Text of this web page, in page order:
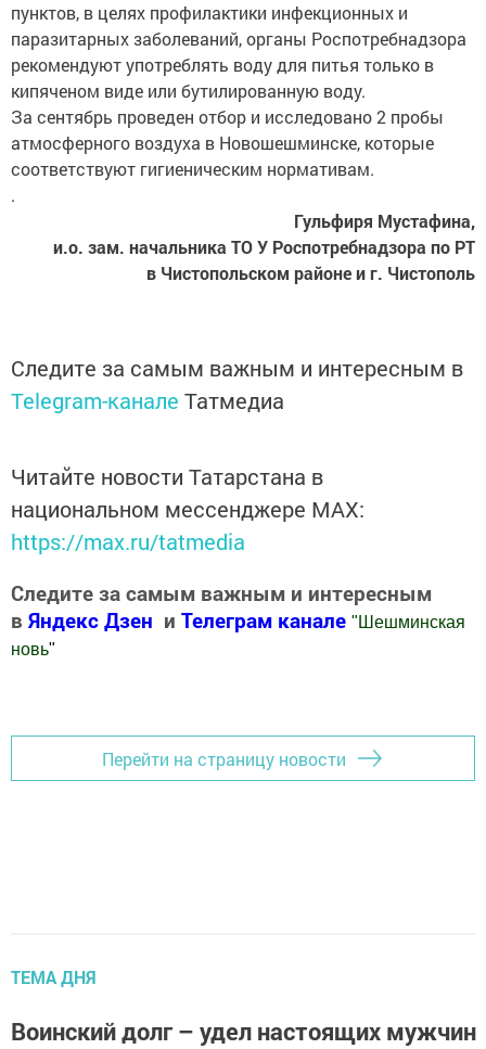
пунктов, в целях профилактики инфекционных и
паразитарных заболеваний, органы Роспотребнадзора
рекомендуют употреблять воду для питья только в
кипяченом виде или бутилированную воду.
За сентябрь проведен отбор и исследовано 2 пробы
атмосферного воздуха в Новошешминске, которые
соответствуют гигиеническим нормативам.
.
Гульфиря Мустафина,
и.о. зам. начальника ТО У Роспотребнадзора по РТ
в Чистопольском районе и г. Чистополь
Следите за самым важным и интересным в
Telegram-канале Татмедиа
Читайте новости Татарстана в
национальном мессенджере MАХ:
https://max.ru/tatmedia
Следите за самым важным и интересным
в Яндекс Дзен и Телеграм канале " Шешминская
новь"
Перейти на страницу новости
ТЕМА ДНЯ
Воинский долг – удел настоящих мужчин